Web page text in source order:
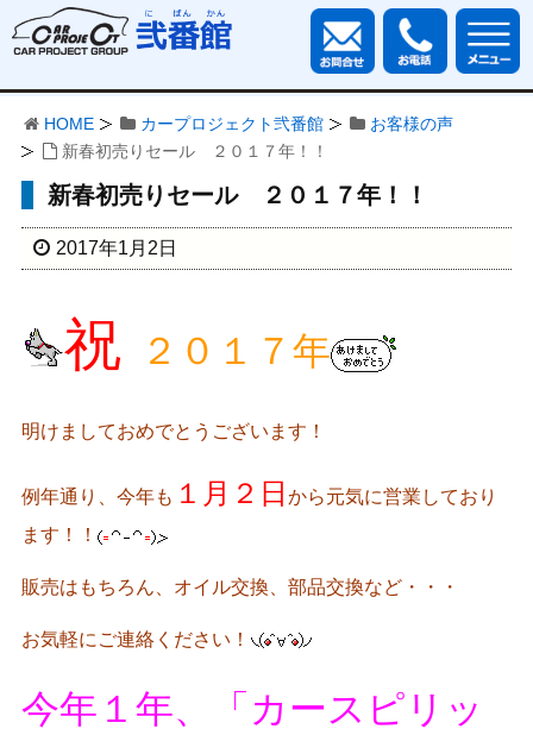
HOME カープロジェクト弐番館
お客様の声
新春初売りセール ２０１７年！！
新春初売りセール ２０１７年！！
2017年1月2日
祝 ２０１７年
明けましておめでとうございます！
例年通り、今年も １月２日 から元気に営業しており
ます！！
販売はもちろん、オイル交換、部品交換など・・・
お気軽にご連絡ください！
今年１年、
「カースピリッ